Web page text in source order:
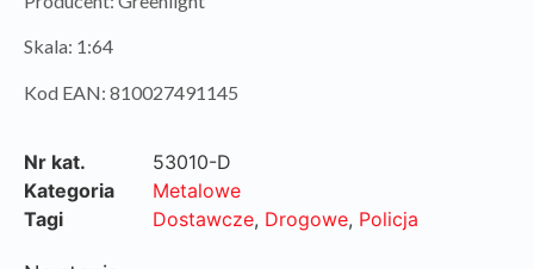
Skala: 1:64
Kod EAN: 810027491145
Nr kat.
53010-D
Kategoria
Metalowe
Tagi
Dostawcze, Drogowe, Policja